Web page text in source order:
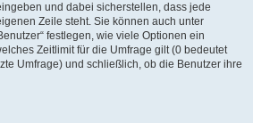
und dabei sicherstellen, dass jede
Zeile steht. Sie können auch unter
festlegen, wie viele Optionen ein
Zeitlimit für die Umfrage gilt (0 bedeutet
Umfrage) und schließlich, ob die Benutzer ihre